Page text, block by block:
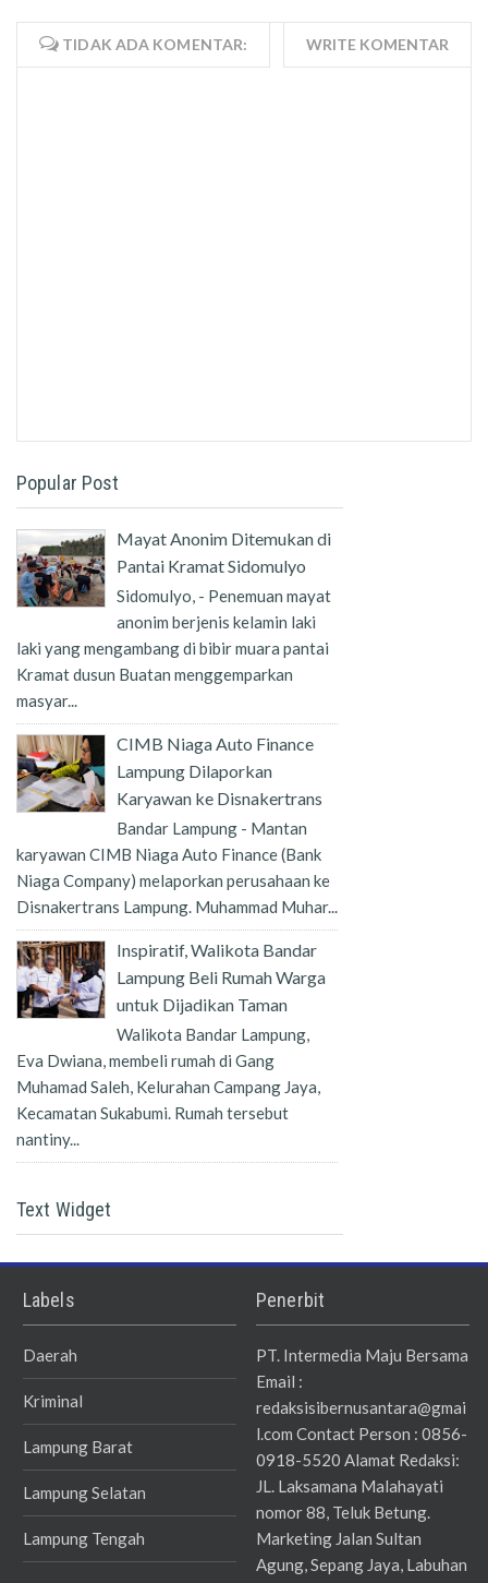
TIDAK ADA KOMENTAR: WRITE KOMENTAR
Popular Post
Mayat Anonim Ditemukan di
Pantai Kramat Sidomulyo
Sidomulyo, - Penemuan mayat
anonim berjenis kelamin laki
laki yang mengambang di bibir muara pantai
Kramat dusun Buatan menggemparkan
masyar...
CIMB Niaga Auto Finance
Lampung Dilaporkan
Karyawan ke Disnakertrans
Bandar Lampung - Mantan
karyawan CIMB Niaga Auto Finance (Bank
Niaga Company) melaporkan perusahaan ke
Disnakertrans Lampung. Muhammad Muhar...
Inspiratif, Walikota Bandar
Lampung Beli Rumah Warga
untuk Dijadikan Taman
Walikota Bandar Lampung,
Eva Dwiana, membeli rumah di Gang
Muhamad Saleh, Kelurahan Campang Jaya,
Kecamatan Sukabumi. Rumah tersebut
nantiny...
Text Widget
Labels
Daerah
Kriminal
Lampung Barat
Lampung Selatan
Lampung Tengah
Penerbit
PT. Intermedia Maju Bersama
Email :
redaksisibernusantara@gmai
l.com Contact Person : 0856-
0918-5520 Alamat Redaksi:
JL. Laksamana Malahayati
nomor 88, Teluk Betung.
Marketing Jalan Sultan
Agung, Sepang Jaya, Labuhan